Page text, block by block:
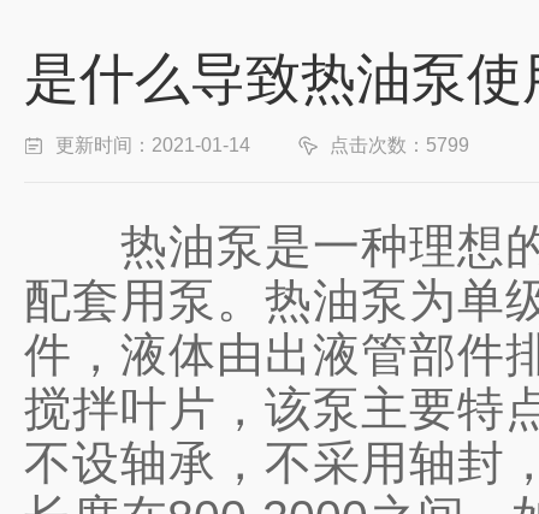
是什么导致热油泵
更新时间：2021-01-14 点击次数：5799
热油泵是一种理想的
配套用泵。热油泵为单
件，液体由出液管部件
搅拌叶片，该泵主要特
不设轴承，不采用轴封